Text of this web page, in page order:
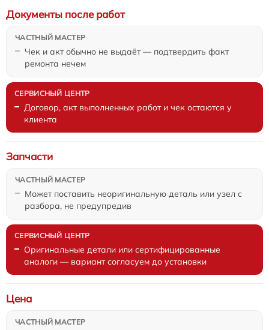
Чек и акт обычно не выдаёт — подтвердить факт
ремонта нечем
Документы после работ
Договор, акт выполненных работ и чек остаются у
клиента
Может поставить неоригинальную деталь или узел с
разбора, не предупредив
Запчасти
Оригинальные детали или сертифицированные
аналоги — вариант согласуем до установки
Цена